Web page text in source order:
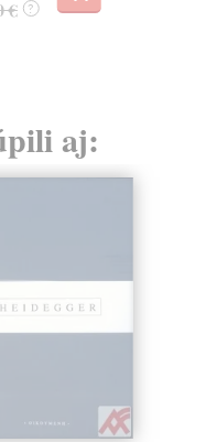
€ ?
aj: